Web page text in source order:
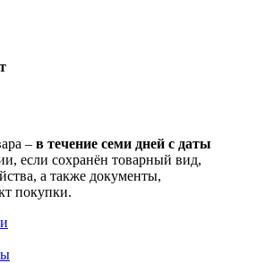
– в течение семи дней с даты
если сохранён товарный вид,
а также документы,
покупки.